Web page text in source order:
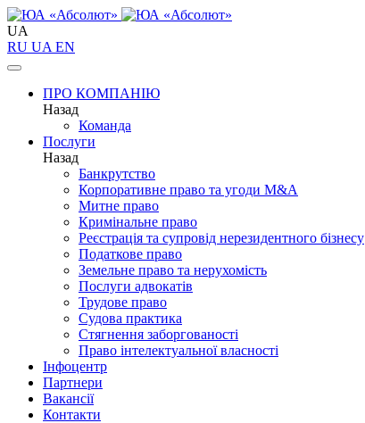
UA
RU UA EN
ПРО КОМПАНІЮ
Назад
Команда
Послуги
Назад
Банкрутство
Корпоративне право та угоди M&A
Митне право
Кримінальне право
Реєстрація та супровід нерезидентного бізнесу
Податкове право
Земельне право та нерухомість
Послуги адвокатів
Трудове право
Судова практика
Стягнення заборгованості
Право інтелектуальної власності
Інфоцентр
Партнери
Вакансії
Контакти